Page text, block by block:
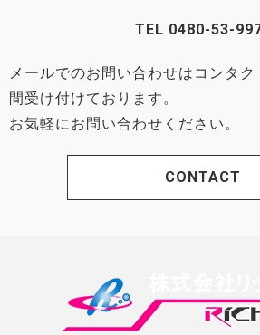
TEL 0480-53-
メールでのお問い合わせはコンタ
間受け付けております。
お気軽にお問い合わせください。
CONTACT